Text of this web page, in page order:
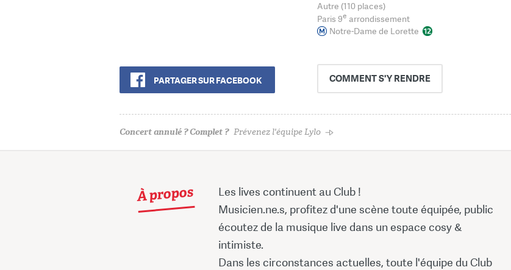
PARTAGER SUR FACEBOOK
Autre (110 places)
Paris 9e arrondissement
Notre-Dame de Lorette
COMMENTS'Y RENDRE
Concert annulé ? Complet ? Prévenez l'équipe Lylo
À propos
Les lives continuent au Club !
Musicien.ne.s, profitez d'une scène toute équipée, public
écoutez de la musique live dans un espace cosy &
intimiste.
Dans les circonstances actuelles, toute l'équipe du Club